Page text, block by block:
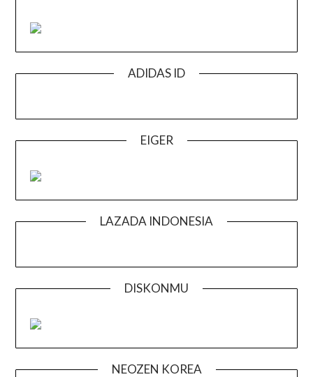
ADIDAS ID
EIGER
LAZADA INDONESIA
DISKONMU
NEOZEN KOREA